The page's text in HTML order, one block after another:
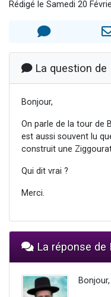
12
Rédigé le Samedi 20
La question de
Bonjour,
On parle de la tour de
est aussi souvent lu
construit une
Qui dit vrai ?
Merci.
La réponse de
Bonjour,